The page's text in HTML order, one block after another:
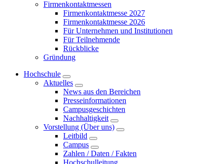
Firmenkontaktmessen
Firmenkontaktmesse 2027
Firmenkontaktmesse 2026
Für Unternehmen und Institutionen
Für Teilnehmende
Rückblicke
Gründung
Hochschule
Aktuelles
News aus den Bereichen
Presseinformationen
Campusgeschichten
Nachhaltigkeit
Vorstellung (Über uns)
Leitbild
Campus
Zahlen / Daten / Fakten
Hochschulleitung